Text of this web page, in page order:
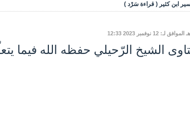
ابن كثير ( قراءة سَرْد )
الشيخ الرّحيلي حفظه الله فيما